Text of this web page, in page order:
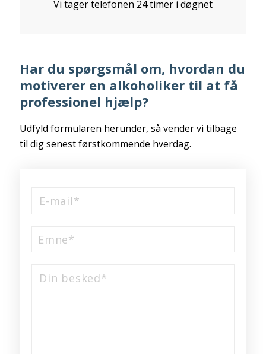
Vi tager telefonen 24 timer i døgnet
Har du spørgsmål om, hvordan du
motiverer en alkoholiker til at få
professionel hjælp?
Udfyld formularen herunder, så vender vi tilbage
til dig senest førstkommende hverdag.